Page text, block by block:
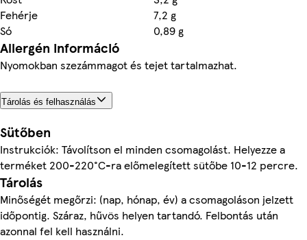
Fehérje
7,2 g
Só
0,89 g
Allergén információ
Nyomokban szezámmagot és tejet tartalmazhat.
Tárolás és felhasználás
Sütőben
Instrukciók: Távolítson el minden csomagolást. Helyezze a
terméket 200-220°C-ra előmelegített sütőbe 10-12 percre.
Tárolás
Minőségét megőrzi: (nap, hónap, év) a csomagoláson jelzett
időpontig. Száraz, hűvös helyen tartandó. Felbontás után
azonnal fel kell használni.